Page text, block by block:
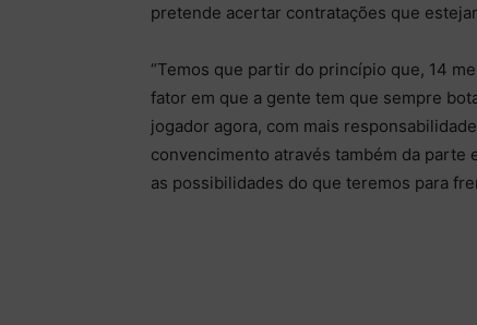
pretende acertar contratações que
“Temos que partir do princípio que, 14
fator em que a gente tem que sempre
jogador agora, com mais
convencimento através também da
as possibilidades do que teremos para